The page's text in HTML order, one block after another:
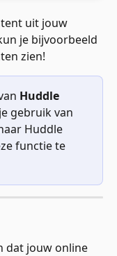
uit jouw
je bijvoorbeeld
zien!
Huddle
gebruik van
Huddle
functie te
dat jouw online